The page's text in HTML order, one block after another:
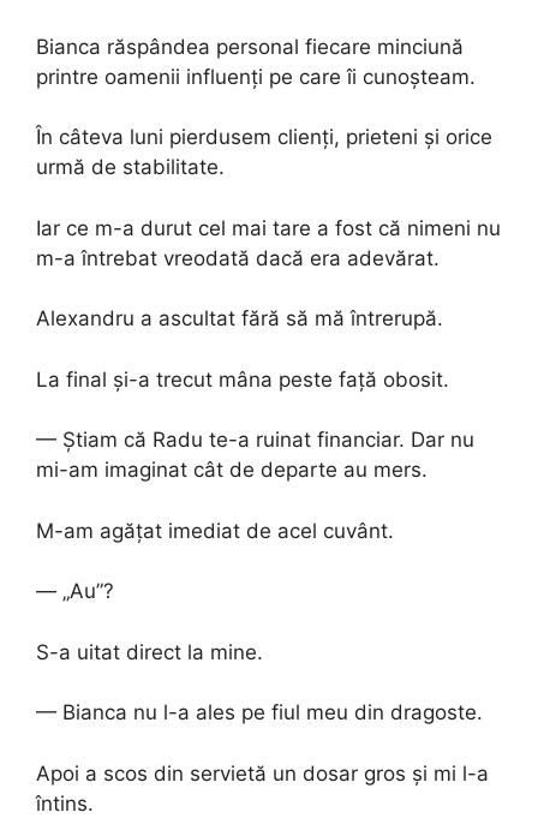
Bianca răspândea personal fiecare minciună
printre oamenii influenți pe care îi cunoșteam.
În câteva luni pierdusem clienți, prieteni și orice
urmă de stabilitate.
Iar ce m-a durut cel mai tare a fost că nimeni nu
m-a întrebat vreodată dacă era adevărat.
Alexandru a ascultat fără să mă întrerupă.
La final și-a trecut mâna peste față obosit.
— Știam că Radu te-a ruinat financiar. Dar nu
mi-am imaginat cât de departe au mers.
M-am agățat imediat de acel cuvânt.
— „Au”?
S-a uitat direct la mine.
— Bianca nu l-a ales pe fiul meu din dragoste.
Apoi a scos din servietă un dosar gros și mi l-a
întins.